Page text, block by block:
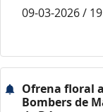
09-03-2026 /
Ofrena floral
Bombers de